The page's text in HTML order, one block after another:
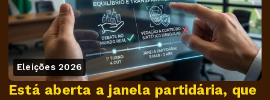
Eleições 2026
Está aberta a janela partidária, que